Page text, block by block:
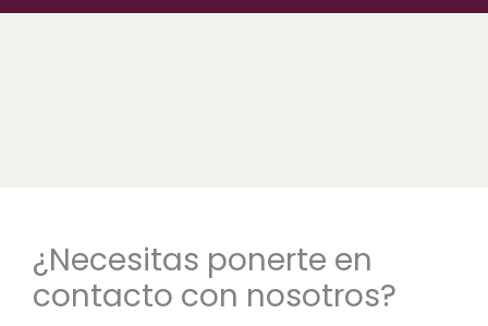
¿Necesitas ponerte en
contacto con nosotros?